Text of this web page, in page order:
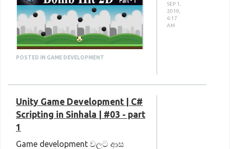
POSTED IN GAME DEVELOPMENT
SEP 1,
2019,
6:17
AM
Unity Game Development | C#
Scripting in Sinhala | #03 - part
1
Game development වලට ආස